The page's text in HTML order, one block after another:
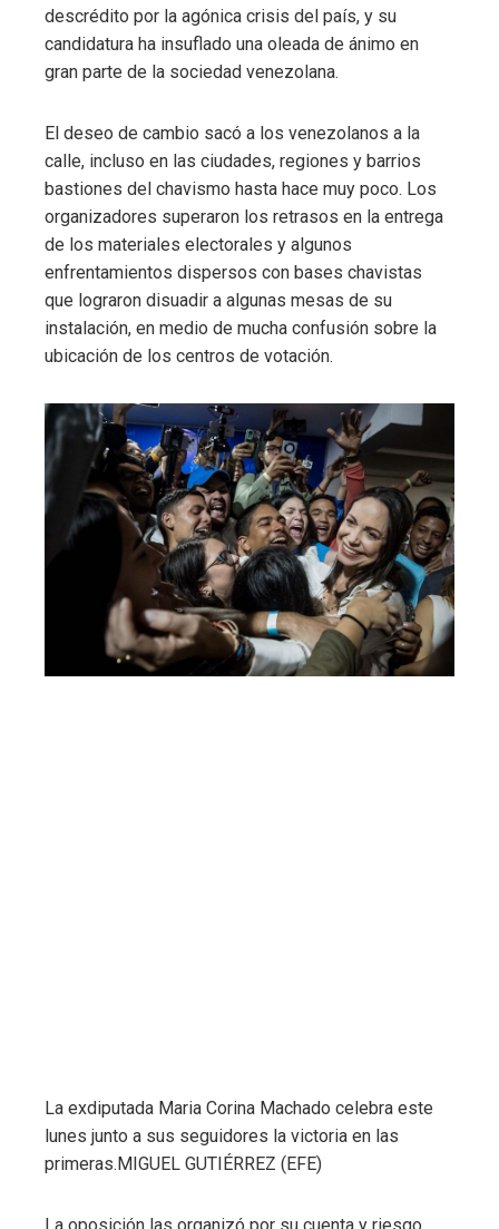
descrédito por la agónica crisis del país, y su
candidatura ha insuflado una oleada de ánimo en
gran parte de la sociedad venezolana.
El deseo de cambio sacó a los venezolanos a la
calle, incluso en las ciudades, regiones y barrios
bastiones del chavismo hasta hace muy poco. Los
organizadores superaron los retrasos en la entrega
de los materiales electorales y algunos
enfrentamientos dispersos con bases chavistas
que lograron disuadir a algunas mesas de su
instalación, en medio de mucha confusión sobre la
ubicación de los centros de votación.
La exdiputada Maria Corina Machado celebra este
lunes junto a sus seguidores la victoria en las
primeras.MIGUEL GUTIÉRREZ (EFE)